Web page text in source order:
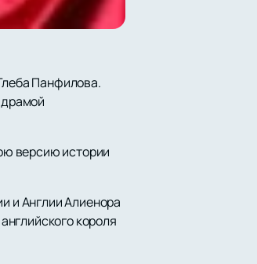
Панфилова.
версию истории
и Англии Алиенора
короля